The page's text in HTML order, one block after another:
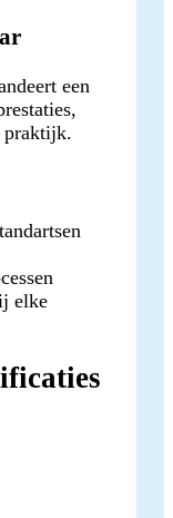
een
praktijk.
elke